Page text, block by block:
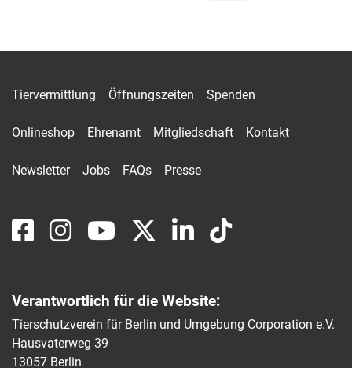
Tiervermittlung Öffnungszeiten Spenden
Onlineshop Ehrenamt Mitgliedschaft Kontakt
Newsletter Jobs FAQs Presse
Verantwortlich für die Website:
Tierschutzverein für Berlin und Umgebung Corporation e.V.
Hausvaterweg 39
13057 Berlin